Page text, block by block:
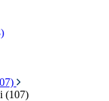
(107)